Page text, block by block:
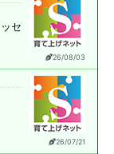
26/08/03
セ
26/07/21